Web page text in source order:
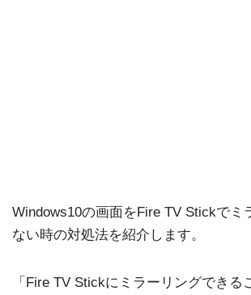
Windows10の画面をFire TV Stickでミ
ない時の対処法を紹介します。
「Fire TV Stickにミラーリングできる